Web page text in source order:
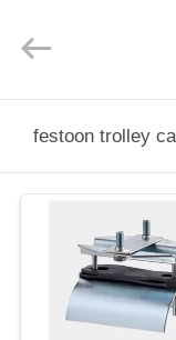
SOBRE
Eqiupment
Co.,Ltd..
Reserved.
festoon trolley